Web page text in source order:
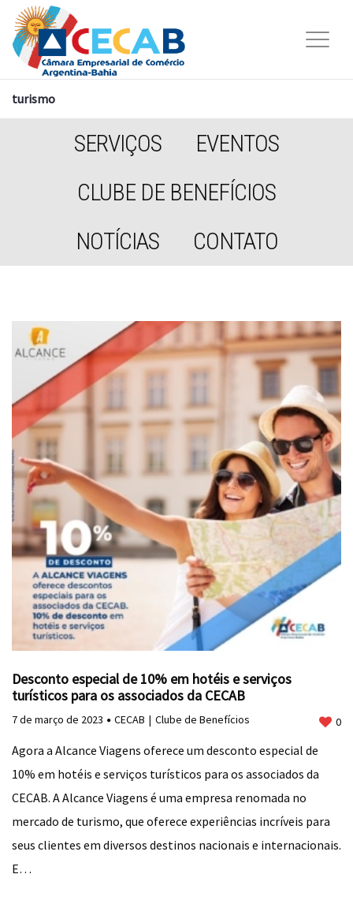
turismo
SERVIÇOS
EVENTOS
CLUBE DE BENEFÍCIOS
NOTÍCIAS
CONTATO
Desconto especial de 10% em hotéis e serviços
turísticos para os associados da CECAB
7 de março de 2023 CECAB Clube de Benefícios 0
Agora a Alcance Viagens oferece um desconto especial de
10% em hotéis e serviços turísticos para os associados da
CECAB. A Alcance Viagens é uma empresa renomada no
mercado de turismo, que oferece experiências incríveis para
seus clientes em diversos destinos nacionais e internacionais.
E…